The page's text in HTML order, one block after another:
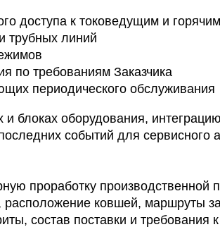
доступа к токоведущим и
трубных линий
по требованиям Заказчика
периодического обслуживания
блоках оборудования,
событий для сервисного
проработку производственной
ковшей, маршруты
состав поставки и требования